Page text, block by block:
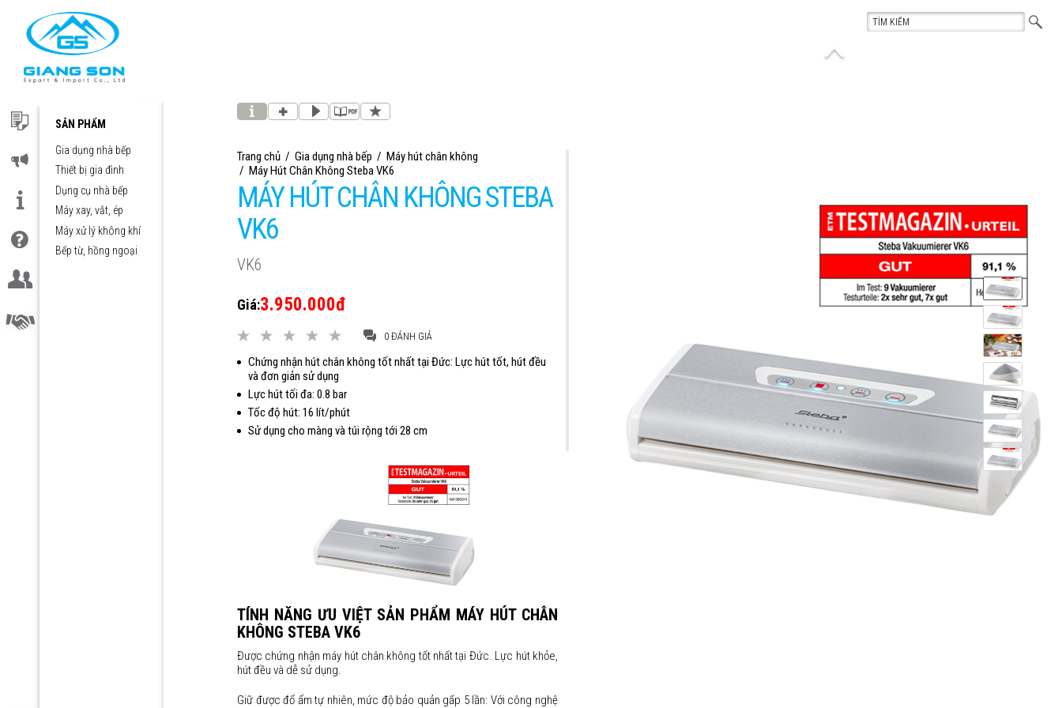
Trang chủ / Gia dụng nhà bếp / Máy hút chân không
/ Máy Hút Chân Không Steba VK6
MÁY HÚT CHÂN KHÔNG STEBA
VK6
VK6
Giá:3.950.000đ
0 ĐÁNH GIÁ
Chứng nhận hút chân không tốt nhất tại Đức: Lực hút tốt, hút đều
và đơn giản sử dụng
Lực hút tối đa: 0.8 bar
Tốc độ hút: 16 lít/phút
Sử dụng cho màng và túi rộng tới 28 cm
TÍNH NĂNG ƯU VIỆT SẢN PHẨM MÁY HÚT CHÂN
KHÔNG STEBA VK6
Được chứng nhận máy hút chân không tốt nhất tại Đức. Lực hút khỏe,
hút đều và dễ sử dụng.
Giữ được đổ ẩm tự nhiên, mức độ bảo quản gấp 5 lần: Với công nghệ
SẢN PHẨM
SẢN PHẨM
Gia dụng nhà bếp
Thiết bị gia đình
Dụng cụ nhà bếp
Máy xay, vắt, ép
Máy xử lý không khí
Bếp từ, hồng ngoại